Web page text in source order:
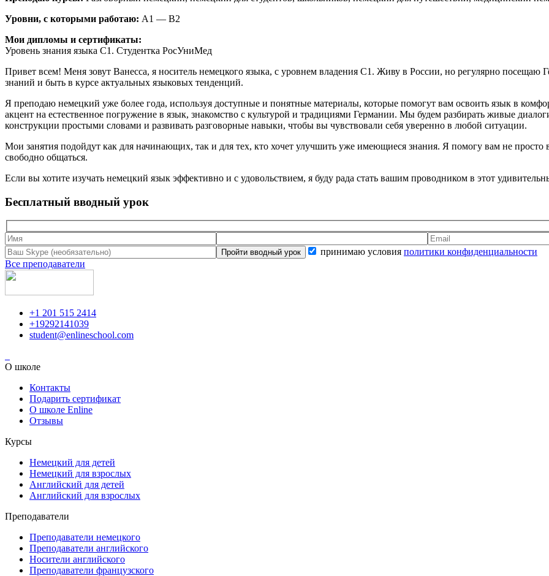
Уровни, с которыми работаю: A1 — B2
Мои дипломы и сертификаты:
Уровень знания языка C1. Студентка РосУниМед
Привет всем! Меня зовут Ванесса, я носитель немецкого языка, с уровнем владения C1. Живу в России, но регулярно
знаний и быть в курсе актуальных языковых тенденций.
Я преподаю немецкий уже более года, используя доступные и понятные материалы, которые помогут вам освоить язык в
акцент на естественное погружение в язык, знакомство с культурой и традициями Германии. Мы будем разбирать живые
конструкции простыми словами и развивать разговорные навыки, чтобы вы чувствовали себя уверенно в любой ситуации.
Мои занятия подойдут как для начинающих, так и для тех, кто хочет улучшить уже имеющиеся знания. Я помогу вам не
свободно общаться.
Если вы хотите изучать немецкий язык эффективно и с удовольствием, я буду рада стать вашим проводником в этот
Бесплатный вводный урок
принимаю условия политики конфиденциальности
Все преподаватели
+1 201 515 2414
+19292141039
student@enlineschool.com
О школе
Контакты
Подарить сертификат
О школе Enline
Отзывы
Курсы
Немецкий для детей
Немецкий для взрослых
Английский для детей
Английский для взрослых
Преподаватели
Преподаватели немецкого
Преподаватели английского
Носители английского
Преподаватели французского